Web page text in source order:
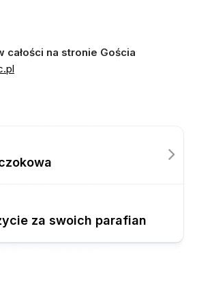
całości na stronie Gościa
za swoich parafian